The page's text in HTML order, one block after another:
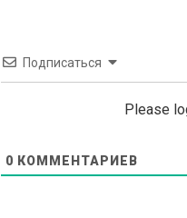
Подписаться
Please
0 КОММЕНТАРИЕВ